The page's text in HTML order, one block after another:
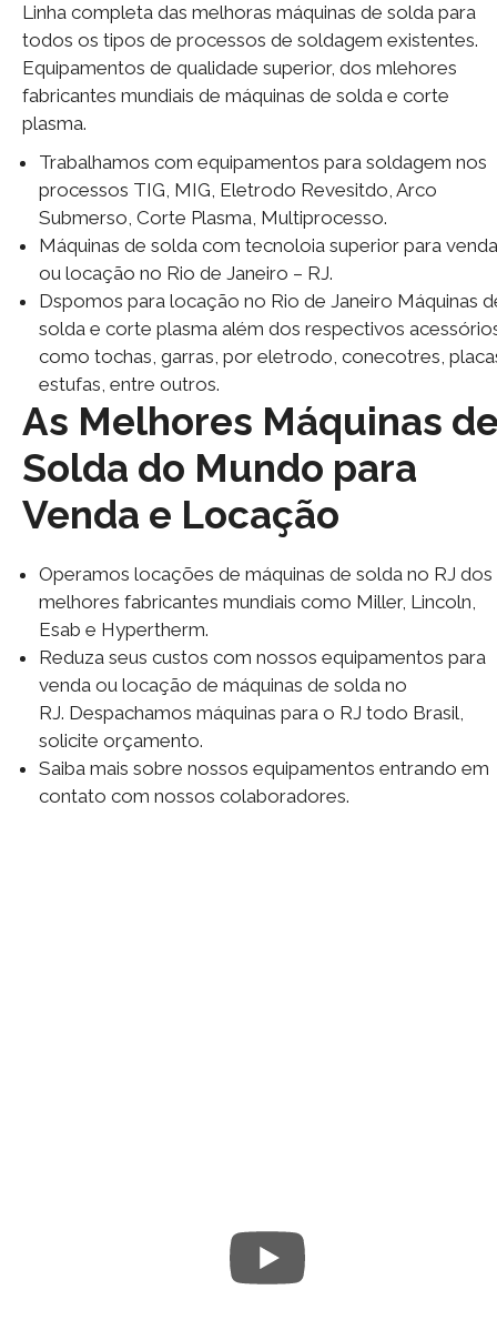
Linha completa das melhoras máquinas de solda para
todos os tipos de processos de soldagem existentes.
Equipamentos de qualidade superior, dos mlehores
fabricantes mundiais de máquinas de solda e corte
plasma.
Trabalhamos com equipamentos para soldagem nos
processos TIG, MIG, Eletrodo Revesitdo, Arco
Submerso, Corte Plasma, Multiprocesso.
Máquinas de solda com tecnoloia superior para venda
ou locação no Rio de Janeiro – RJ.
Dspomos para locação no Rio de Janeiro Máquinas
solda e corte plasma além dos respectivos
como tochas, garras, por eletrodo, conecotres,
estufas, entre outros.
As Melhores Máquinas
Solda do Mundo para
Venda e Locação
Operamos locações de máquinas de solda no RJ dos
melhores fabricantes mundiais como Miller, Lincoln,
Esab e Hypertherm.
Reduza seus custos com nossos equipamentos para
venda ou locação de máquinas de solda no
RJ. Despachamos máquinas para o RJ todo Brasil,
solicite orçamento.
Saiba mais sobre nossos equipamentos entrando em
contato com nossos colaboradores.